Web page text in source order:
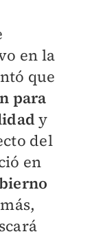
en la
que
para
y
del
en